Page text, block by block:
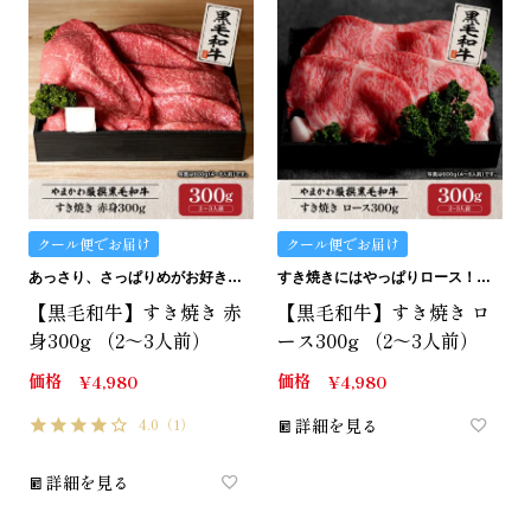
クール便でお届け
あっさり、さっぱりめがお好きな方にはこの赤身。
【黒毛和牛】すき焼き 赤
身300g （2～3人前）
価格 ¥4,980
4.0 （1）
詳細を見る
クール便でお届け
すき焼きにはやっぱりロース！のロースです。
【黒毛和牛】すき焼き ロ
ース300g （2～3人前）
価格 ¥4,980
詳細を見る